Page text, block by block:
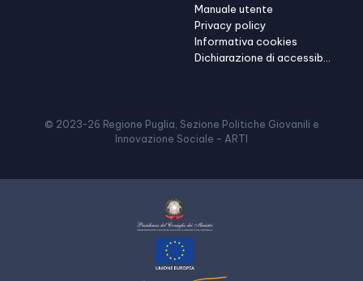
Manuale utente
Privacy policy
Informativa cookies
© 2023-26 Regione Puglia, Sezione Politiche Giovanili e
Innovazione Sociale – ARTI